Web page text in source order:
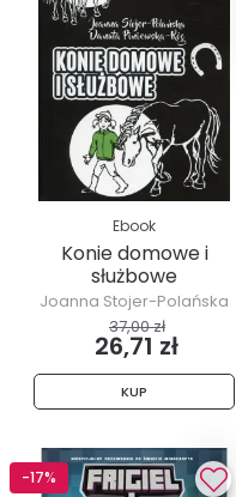
Ebook
Konie domowe i
służbowe
Joanna Stojer-Polańska
37,00 zł
26,71 zł
KUP
-17%